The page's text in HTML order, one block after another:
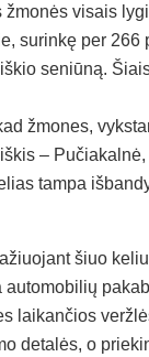
visais
surinkę per 266
seniūną.
žmones,
–
tampa
šiuo
automobilių
laikančios
detalės, o